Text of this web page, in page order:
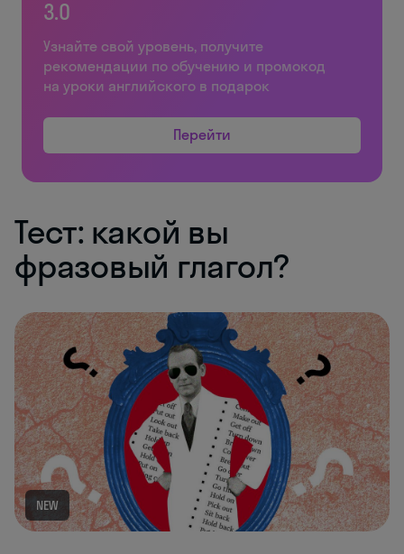
3.0
Узнайте свой уровень, получите
рекомендации по обучению и промокод
на уроки английского в подарок
Перейти
Тест: какой вы
фразовый глагол?
NEW